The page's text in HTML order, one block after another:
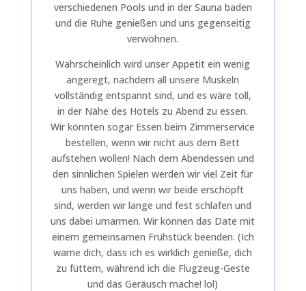
verschiedenen Pools und in der Sauna baden
und die Ruhe genießen und uns gegenseitig
verwöhnen.
Wahrscheinlich wird unser Appetit ein wenig
angeregt, nachdem all unsere Muskeln
vollständig entspannt sind, und es wäre toll,
in der Nähe des Hotels zu Abend zu essen.
Wir könnten sogar Essen beim Zimmerservice
bestellen, wenn wir nicht aus dem Bett
aufstehen wollen! Nach dem Abendessen und
den sinnlichen Spielen werden wir viel Zeit für
uns haben, und wenn wir beide erschöpft
sind, werden wir lange und fest schlafen und
uns dabei umarmen. Wir können das Date mit
einem gemeinsamen Frühstück beenden. (Ich
warne dich, dass ich es wirklich genieße, dich
zu füttern, während ich die Flugzeug-Geste
und das Geräusch mache! lol)